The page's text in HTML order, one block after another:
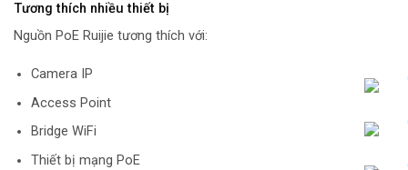
Tương thích nhiều thiết bị
Nguồn PoE Ruijie tương thích với:
Camera IP
Access Point
Bridge WiFi
Thiết bị mạng PoE